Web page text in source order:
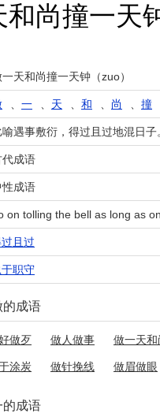
和尚撞一天
天和尚撞一天钟（zuo）
一 天 和 尚 撞
喻遇事敷衍，得过且过地混日子
代成语
性成语
on tolling the bell as long as
且过
于职守
的成语
做歹 做人做事 做一天
涂炭 做针挽线 做眉做眼
的成语